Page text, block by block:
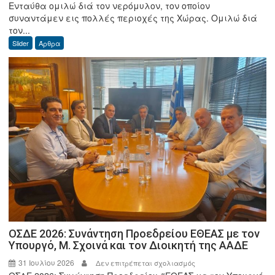
Γεώργιος
Δ.
καλός
Μύλος
απ’
όλα
σε
προστατεύει.
Ενταύθα ομιλώ διά τον νερόμυλον, τον οποίον
συναντάμεν εις πολλές περιοχές της Χώρας. Ομιλώ διά
τον...
Slider Άρθρα
ΟΣΔΕ 2026: Συνάντηση Προεδρείου ΕΘΕΑΣ με τον
Υπουργό, Μ. Σχοινά και τον Διοικητή της ΑΑΔΕ
31 Ιουλίου 2026 Δεν επιτρέπεται σχολιασμός